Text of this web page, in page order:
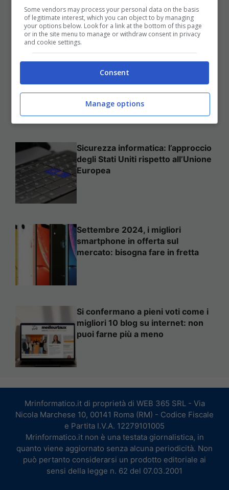
Per Sempre
25 Novembre 2025
proprio sito web
Sicurezza informatica: l’approccio
degli Stati Uniti rispetto all’Unione
Europea
Settembre 2024, i migliori
smartphone in offerta sul
mercato: bisogna fare in fretta
Si confermano a pieni voti come i
migliori 10 blog su internet: non
puoi farne più a meno
Mrinformatico.it di proprietà di WEB 365 SRL - Via
Nicola Marchese 10, 00141 Roma (RM) - Codice Fiscale
e Partita I.V.A. 12279101005
Mrinformatico.it non è una testata giornalistica, in
quanto viene aggiornato senza alcuna periodicità. Non
può pertanto considerarsi un prodotto editoriale ai
sensi della legge n. 62 del 07.03.2001
Some vendors may process your personal data on the basis
of legitimate interest, which you can object to by managing
your options below. Look for a link at the bottom of this page
or in the site menu to manage or withdraw consent in privacy
and cookie settings.
Consent
Manage options